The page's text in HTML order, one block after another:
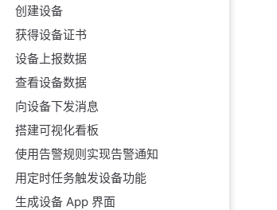
创建设备
获得设备证书
设备上报数据
查看设备数据
向设备下发消息
搭建可视化看板
使用告警规则实现告警通知
用定时任务触发设备功能
生成设备 App 界面